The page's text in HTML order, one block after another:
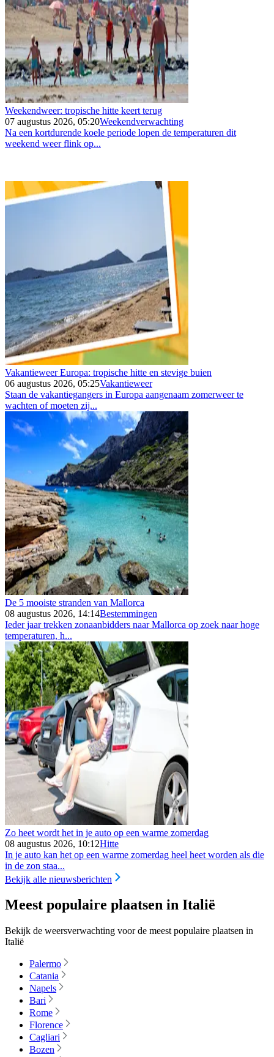
Weekendweer: tropische hitte keert terug
07 augustus 2026, 05:20Weekendverwachting
Na een kortdurende koele periode lopen de temperaturen dit
weekend weer flink op...
Vakantieweer Europa: tropische hitte en stevige buien
06 augustus 2026, 05:25Vakantieweer
Staan de vakantiegangers in Europa aangenaam zomerweer te
wachten of moeten zij...
De 5 mooiste stranden van Mallorca
08 augustus 2026, 14:14Bestemmingen
Ieder jaar trekken zonaanbidders naar Mallorca op zoek naar hoge
temperaturen, h...
Zo heet wordt het in je auto op een warme zomerdag
08 augustus 2026, 10:12Hitte
In je auto kan het op een warme zomerdag heel heet worden als die
in de zon staa...
Bekijk alle nieuwsberichten
Meest populaire plaatsen in Italië
Bekijk de weersverwachting voor de meest populaire plaatsen in
Italië
Palermo
Catania
Napels
Bari
Rome
Florence
Cagliari
Bozen